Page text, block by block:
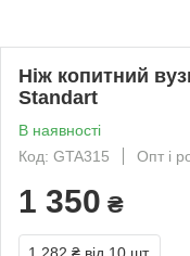
Ніж копитний
Standart
В наявності
Код: GTA315
Опт і
1 350 ₴
1 282 ₴ від 10 шт.